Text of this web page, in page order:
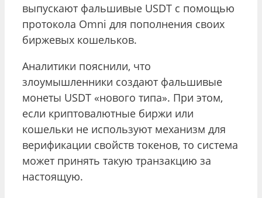
выпускают фальшивые USDT с помощью
протокола Omni для пополнения своих
биржевых кошельков.
Аналитики пояснили, что
злоумышленники создают фальшивые
монеты USDT «нового типа». При этом,
если криптовалютные биржи или
кошельки не используют механизм для
верификации свойств токенов, то система
может принять такую транзакцию за
настоящую.